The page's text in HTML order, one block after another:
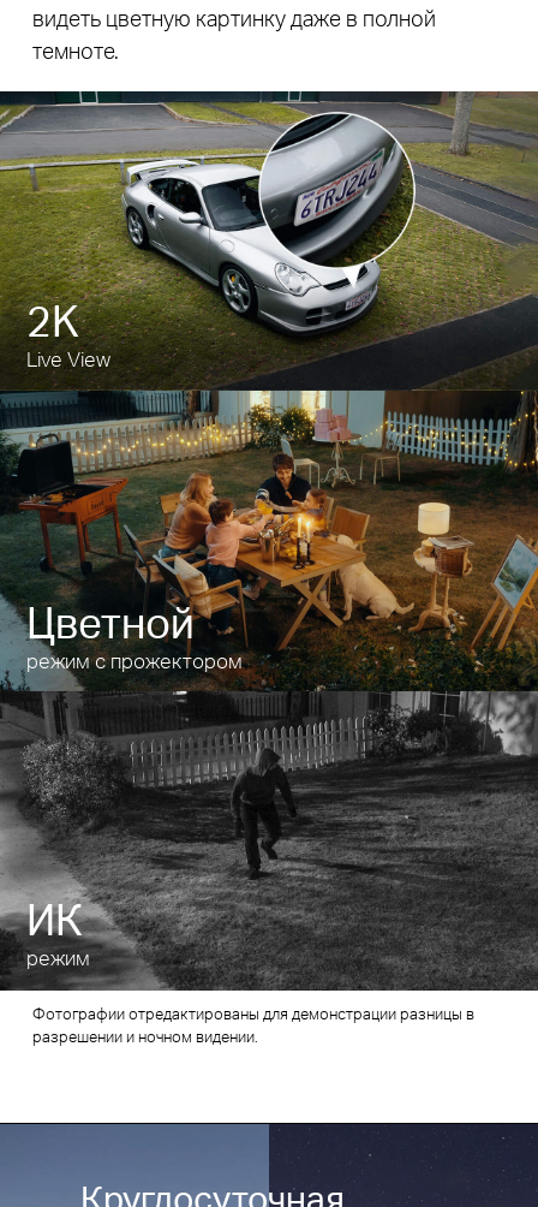
видеть цветную картинку даже в полной
темноте.
2K
Live View
Цветной
режим с прожектором
ИК
режим
Фотографии отредактированы для демонстрации разницы в
разрешении и ночном видении.
Круглосуточная